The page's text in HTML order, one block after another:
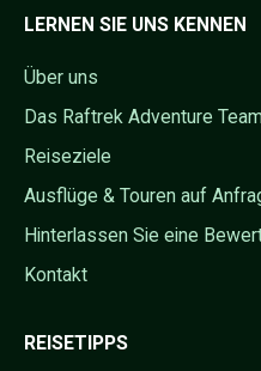
LERNEN SIE UNS KENNEN
Über uns
Das Raftrek Adventure Team
Reiseziele
Ausflüge & Touren auf
Hinterlassen Sie eine
Kontakt
REISETIPPS